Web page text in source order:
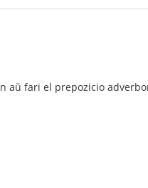
aŭ fari el prepozicio